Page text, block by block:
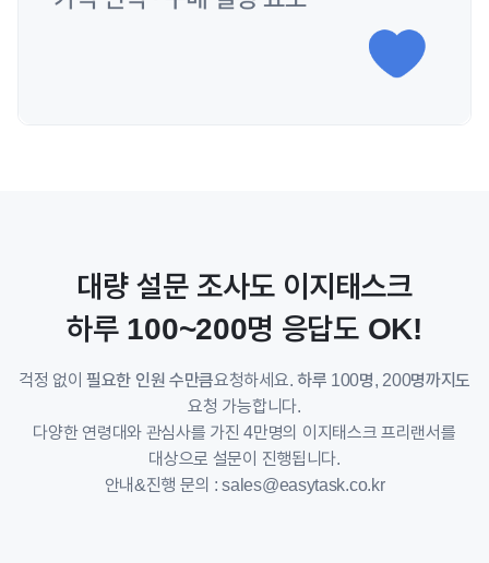
대량 설문 조사도 이지태스크
하루 100~200명 응답도 OK!
걱정 없이필요한 인원 수만큼요청하세요. 하루 100명, 200명까지도
요청 가능합니다.
다양한 연령대와 관심사를 가진 4만명의 이지태스크 프리랜서를
대상으로 설문이 진행됩니다.
안내&진행 문의 : sales@easytask.co.kr